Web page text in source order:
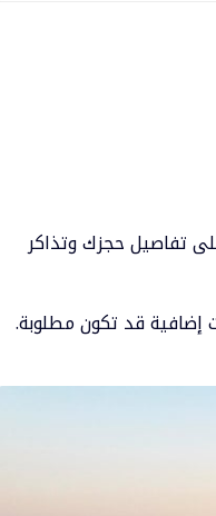
تفاصيل حجزك وتذاكر
إضافية قد تكون مطلوبة.